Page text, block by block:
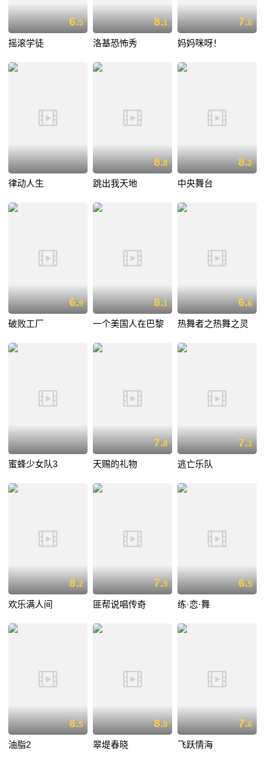
6.5
摇滚学徒
8.1
洛基恐怖秀
7.6
妈妈咪呀！
律动人生
8.8
跳出我天地
8.2
中央舞台
6.9
破败工厂
8.1
一个美国人在巴黎
6.6
热舞者之热舞之灵
蜜蜂少女队3
7.8
天赐的礼物
7.1
逃亡乐队
8.2
欢乐满人间
7.9
匪帮说唱传奇
6.5
练·恋·舞
6.5
油脂2
8.0
翠堤春晓
7.6
飞跃情海